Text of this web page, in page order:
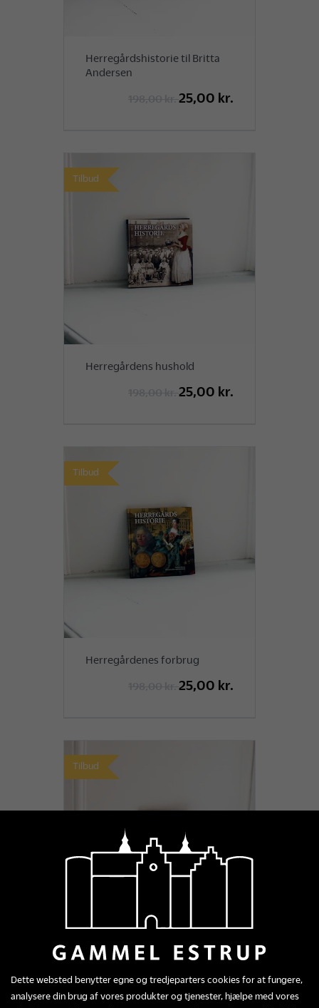
Herregårdshistorie til Britta
Andersen
25,00 kr.
Tilbud
Herregårdens hushold
25,00 kr.
Tilbud
Herregårdenes forbrug
25,00 kr.
Tilbud
Lensafløsningen
198,00 kr.25,00 kr.
Dette websted benytter egne og tredjeparters cookies for at fungere,
analysere din brug af vores produkter og tjenester, hjælpe med vores